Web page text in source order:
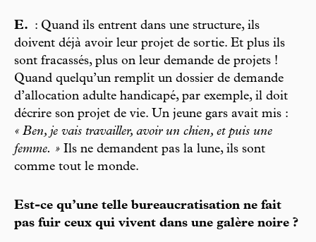
E.
: Quand ils entrent dans une structure, ils
doivent déjà avoir leur projet de sortie. Et plus ils
sont fracassés, plus on leur demande de projets !
Quand quelqu’un remplit un dossier de demande
d’allocation adulte handicapé, par exemple, il doit
décrire son projet de vie. Un jeune gars avait mis :
« Ben, je vais travailler, avoir un chien, et puis une
femme. » Ils ne demandent pas la lune, ils sont
comme tout le monde.
Est-ce qu’une telle bureaucratisation ne fait
pas fuir ceux qui vivent dans une galère noire ?